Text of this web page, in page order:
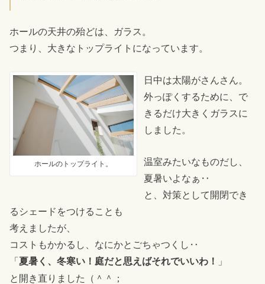
ホールの天井の殆どは、ガラス。
つまり、大きなトップライトになっています。
ホールのトップライト。
日中は太陽がさんさん。
外っぽくするために、で
きるだけ大きくガラスに
しました。
温室みたいなものだし、
夏暑いよなぁ‥
と、対策として開閉でき
るシェードをつけることも
考えましたが、
コストもかかるし、なにかとごちゃつくし‥
「夏暑く、冬寒い！庭だと思えばそれでいいわ！
」
と開き直りました（＾＾；